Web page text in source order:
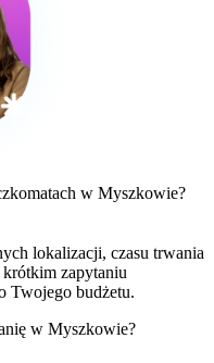
w Myszkowie?
lokalizacji, czasu trwania
zapytaniu
Twojego budżetu.
w Myszkowie?